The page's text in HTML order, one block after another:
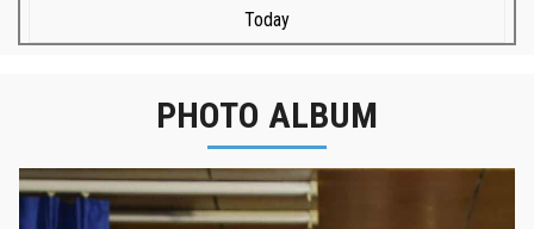
Today
PHOTO ALBUM